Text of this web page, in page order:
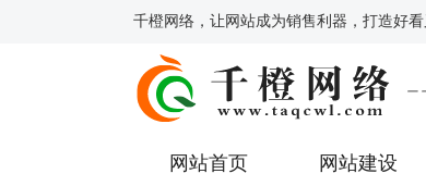
千橙网络，让网站成为销售利器，打造好
网站首页 网站建设